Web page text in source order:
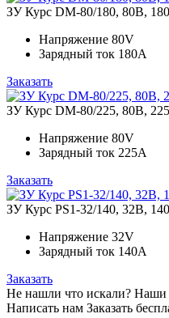
ЗУ Курс DM-80/180, 80В,
Напряжение 80V
Зарядный ток 180A
Заказать
ЗУ Курс DM-80/225, 80В,
Напряжение 80V
Зарядный ток 225A
Заказать
ЗУ Курс PS1-32/140, 32В,
Напряжение 32V
Зарядный ток 140A
Заказать
Не нашли что искали? Наши
Написать нам Заказать